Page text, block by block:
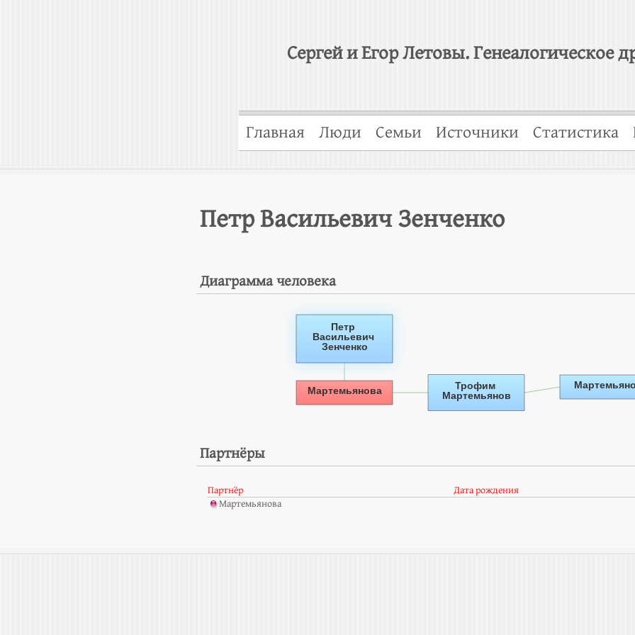
Сергей и Егор Летовы. Генеалогическое
Главная Люди Семьи Источники Статистика
Петр Васильевич Зенченко
Диаграмма человека
Партнёры
Партнёр
Дата рождения
Мартемьянова